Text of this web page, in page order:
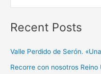
Recent Posts
Valle Perdido de Serón.
Recorre con nosotros